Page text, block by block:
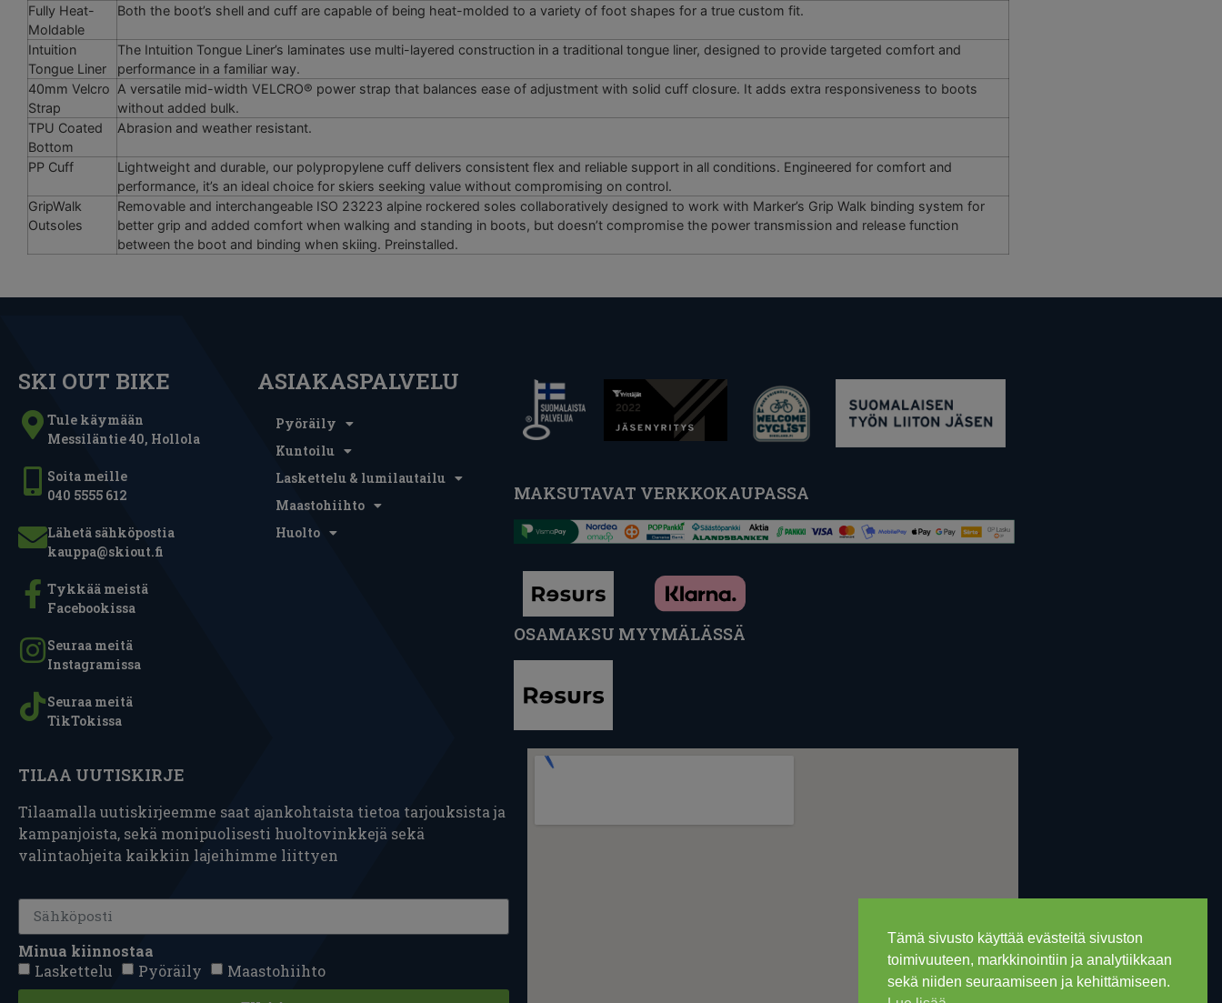
Tämä sivusto käyttää evästeitä sivuston
toimivuuteen, markkinointiin ja analytiikkaan
sekä niiden seuraamiseen ja kehittämiseen.
Fully Heat-
Moldable
Both the boot’s shell and cuff are capable of being heat-molded to a variety of foot shapes for a true custom fit.
Intuition
Tongue Liner
The Intuition Tongue Liner’s laminates use multi-layered construction in a traditional tongue liner, designed to provide targeted comfort and
performance in a familiar way.
40mm Velcro
Strap
A versatile mid-width VELCRO® power strap that balances ease of adjustment with solid cuff closure. It adds extra responsiveness to boots
without added bulk.
TPU Coated
Bottom
Abrasion and weather resistant.
PP Cuff
Lightweight and durable, our polypropylene cuff delivers consistent flex and reliable support in all conditions. Engineered for comfort and
performance, it’s an ideal choice for skiers seeking value without compromising on control.
GripWalk
Outsoles
Removable and interchangeable ISO 23223 alpine rockered soles collaboratively designed to work with Marker’s Grip Walk binding system for
better grip and added comfort when walking and standing in boots, but doesn’t compromise the power transmission and release function
between the boot and binding when skiing. Preinstalled.
SKI OUT BIKE
Tule käymään
Messiläntie 40, Hollola
Soita meille
040 5555 612
Lähetä sähköpostia
kauppa@skiout.fi
Tykkää meistä
Facebookissa
Seuraa meitä
Instagramissa
Seuraa meitä
TikTokissa
ASIAKASPALVELU
Pyöräily
Kuntoilu
Laskettelu & lumilautailu
Maastohiihto
Huolto
MAKSUTAVAT VERKKOKAUPASSA
OSAMAKSU MYYMÄLÄSSÄ
TILAA UUTISKIRJE
Tilaamalla uutiskirjeemme saat ajankohtaista tietoa tarjouksista ja
kampanjoista, sekä monipuolisesti huoltovinkkejä sekä
valintaohjeita kaikkiin lajeihimme liittyen
Minua kiinnostaa
Laskettelu
Pyöräily Maastohiihto